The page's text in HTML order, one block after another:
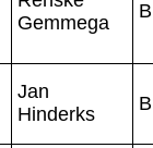
Gemmega
Jan
Hinderks